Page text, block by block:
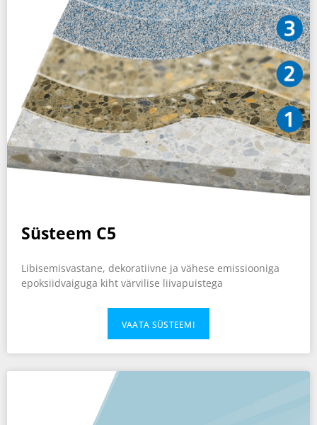
Süsteem C5
Libisemisvastane, dekoratiivne ja vähese emissiooniga
epoksiidvaiguga kiht värvilise liivapuistega
VAATA SÜSTEEMI